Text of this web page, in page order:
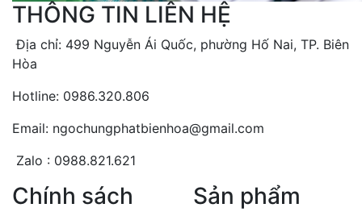
THÔNG TIN LIÊN HỆ
Địa chỉ: 499 Nguyễn Ái Quốc, phường Hố Nai, TP. Biên
Hòa
Hotline: 0986.320.806
Email: ngochungphatbienhoa@gmail.com
Zalo : 0988.821.621
Chính sách Sản phẩm